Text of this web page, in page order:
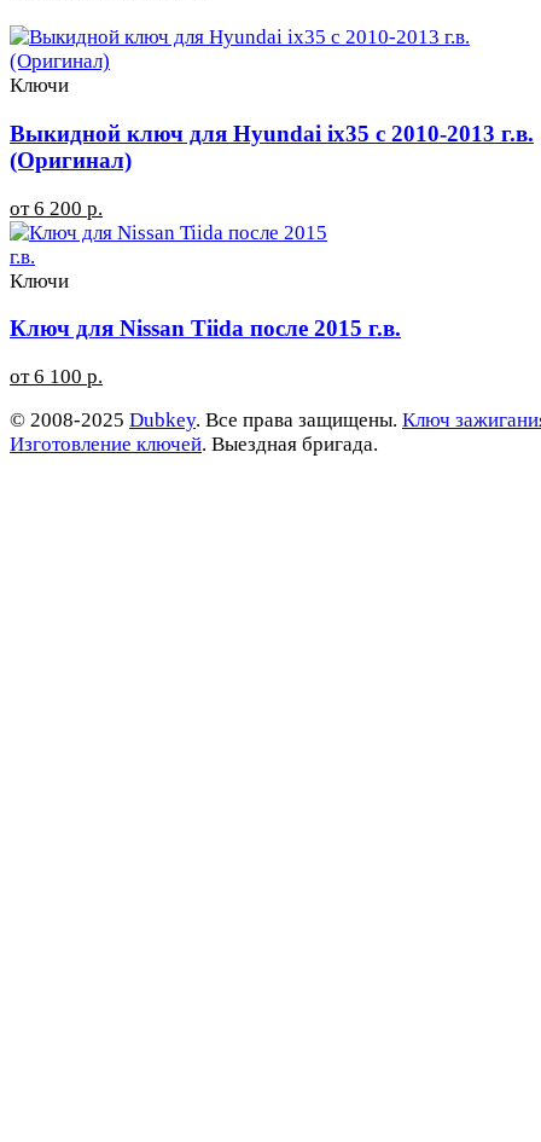
Ключи
Выкидной ключ для Hyundai ix35 с 2010-2013 г.в.
(Оригинал)
от 6 200 р.
Ключи
Ключ для Nissan Tiida после 2015 г.в.
от 6 100 р.
© 2008-2025 Dubkey. Все права защищены. Ключ
Изготовление ключей. Выездная бригада.